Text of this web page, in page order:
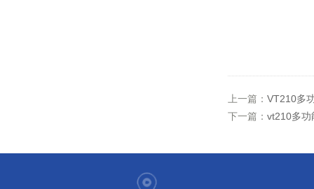
上一篇： VT210多
下一篇： vt210多功